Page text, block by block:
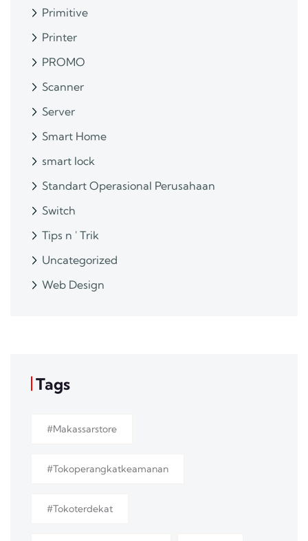
Primitive
Printer
PROMO
Scanner
Server
Smart Home
smart lock
Standart Operasional Perusahaan
Switch
Tips n ' Trik
Uncategorized
Web Design
Tags
#makassarstore
#tokoperangkatkeamanan
#tokoterdekat